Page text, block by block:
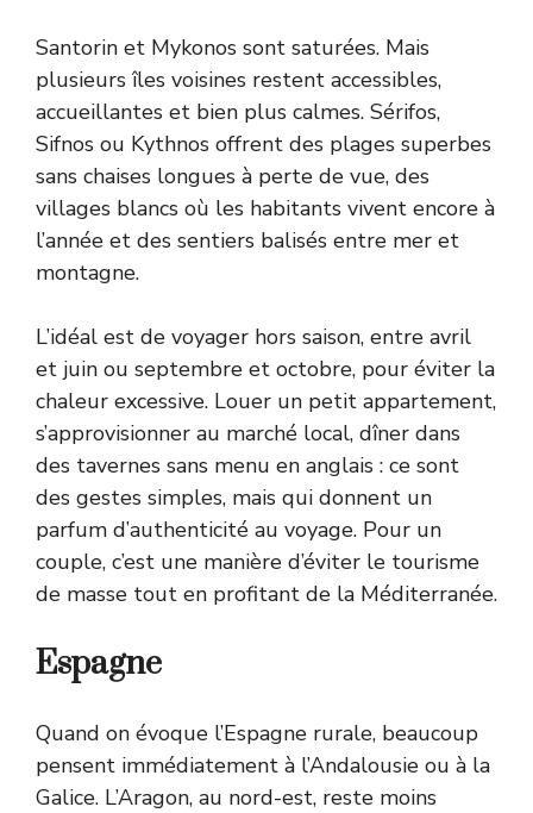
Santorin et Mykonos sont saturées. Mais
plusieurs îles voisines restent accessibles,
accueillantes et bien plus calmes. Sérifos,
Sifnos ou Kythnos offrent des plages superbes
sans chaises longues à perte de vue, des
villages blancs où les habitants vivent encore à
l’année et des sentiers balisés entre mer et
montagne.
L’idéal est de voyager hors saison, entre avril
et juin ou septembre et octobre, pour éviter la
chaleur excessive. Louer un petit appartement,
s’approvisionner au marché local, dîner dans
des tavernes sans menu en anglais : ce sont
des gestes simples, mais qui donnent un
parfum d’authenticité au voyage. Pour un
couple, c’est une manière d’éviter le tourisme
de masse tout en profitant de la Méditerranée.
Espagne
Quand on évoque l’Espagne rurale, beaucoup
pensent immédiatement à l’Andalousie ou à la
Galice. L’Aragon, au nord-est, reste moins